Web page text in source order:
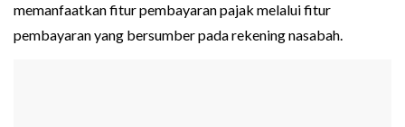
memanfaatkan fitur pembayaran pajak melalui fitur
pembayaran yang bersumber pada rekening nasabah.